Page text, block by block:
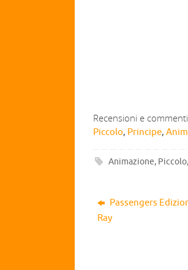
Recensioni e commenti
Piccolo, Principe,
Animazione, Piccolo,
Passengers
Ray